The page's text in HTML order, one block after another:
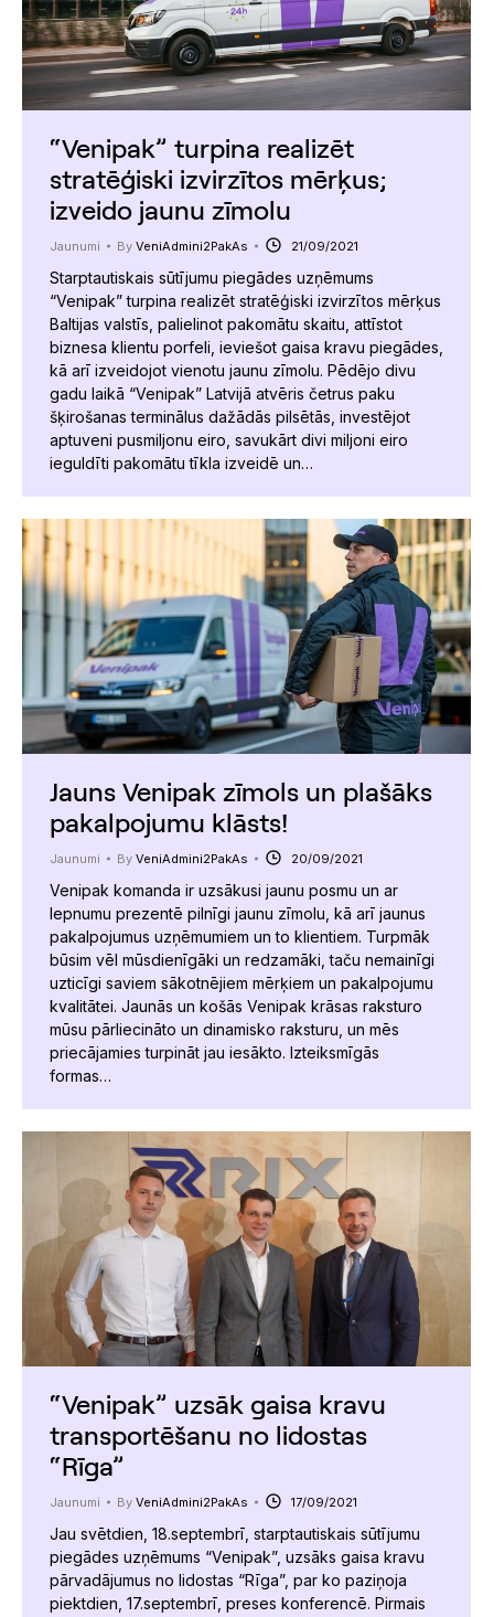
“Venipak” turpina realizēt
stratēģiski izvirzītos mērķus;
izveido jaunu zīmolu
Jaunumi By VeniAdmini2PakAs 21/09/2021
Starptautiskais sūtījumu piegādes uzņēmums
“Venipak” turpina realizēt stratēģiski izvirzītos mērķus
Baltijas valstīs, palielinot pakomātu skaitu, attīstot
biznesa klientu porfeli, ieviešot gaisa kravu piegādes,
kā arī izveidojot vienotu jaunu zīmolu. Pēdējo divu
gadu laikā “Venipak” Latvijā atvēris četrus paku
šķirošanas terminālus dažādās pilsētās, investējot
aptuveni pusmiljonu eiro, savukārt divi miljoni eiro
ieguldīti pakomātu tīkla izveidē un…
Jauns Venipak zīmols un plašāks
pakalpojumu klāsts!
Jaunumi By VeniAdmini2PakAs 20/09/2021
Venipak komanda ir uzsākusi jaunu posmu un ar
lepnumu prezentē pilnīgi jaunu zīmolu, kā arī jaunus
pakalpojumus uzņēmumiem un to klientiem. Turpmāk
būsim vēl mūsdienīgāki un redzamāki, taču nemainīgi
uzticīgi saviem sākotnējiem mērķiem un pakalpojumu
kvalitātei. Jaunās un košās Venipak krāsas raksturo
mūsu pārliecināto un dinamisko raksturu, un mēs
priecājamies turpināt jau iesākto. Izteiksmīgās
formas…
“Venipak” uzsāk gaisa kravu
transportēšanu no lidostas
“Rīga”
Jaunumi By VeniAdmini2PakAs 17/09/2021
Jau svētdien, 18.septembrī, starptautiskais sūtījumu
piegādes uzņēmums “Venipak”, uzsāks gaisa kravu
pārvadājumus no lidostas “Rīga”, par ko paziņoja
piektdien, 17.septembrī, preses konferencē. Pirmais